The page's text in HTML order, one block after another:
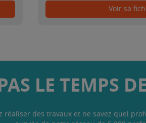
Voir sa
LE TEMPS
réaliser des travaux et ne savez quel